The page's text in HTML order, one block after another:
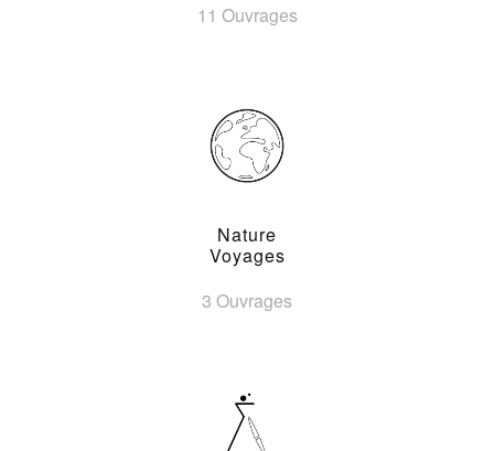
11 Ouvrages
Nature
Voyages
3 Ouvrages